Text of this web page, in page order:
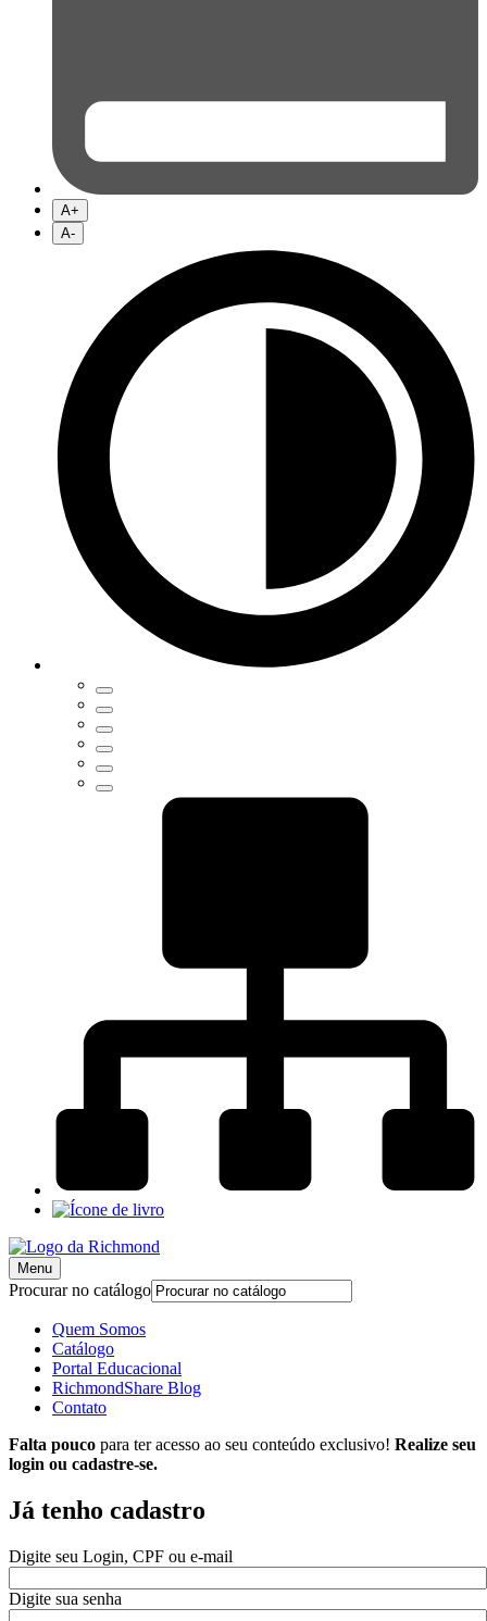
A+
A-
Menu
Procurar no catálogo
Quem Somos
Catálogo
Portal Educacional
RichmondShare Blog
Contato
Falta pouco para ter acesso ao seu conteúdo exclusivo! Realize seu
login ou cadastre-se.
Já tenho cadastro
Digite seu Login, CPF ou e-mail
Digite sua senha